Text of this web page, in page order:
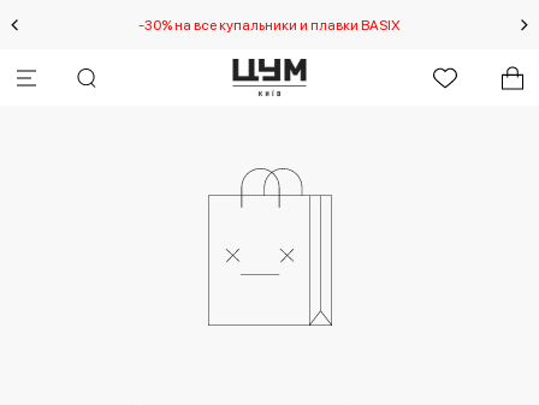
-30% на все купальники и плавки BASIX